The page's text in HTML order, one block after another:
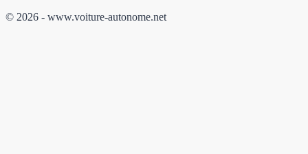
© 2026 - www.voiture-autonome.net